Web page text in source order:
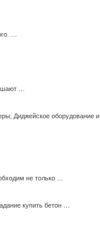
…
…
Диджейское оборудование и
не только …
купить бетон …